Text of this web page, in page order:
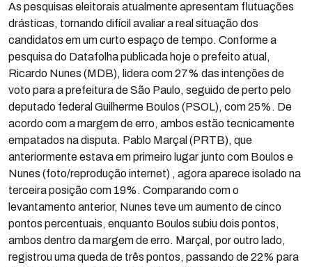
As pesquisas eleitorais atualmente apresentam flutuações
drásticas, tornando difícil avaliar a real situação dos
candidatos em um curto espaço de tempo. Conforme a
pesquisa do Datafolha publicada hoje o prefeito atual,
Ricardo Nunes (MDB), lidera com 27% das intenções de
voto para a prefeitura de São Paulo, seguido de perto pelo
deputado federal Guilherme Boulos (PSOL), com 25%. De
acordo com a margem de erro, ambos estão tecnicamente
empatados na disputa. Pablo Marçal (PRTB), que
anteriormente estava em primeiro lugar junto com Boulos e
Nunes (foto/reprodução internet) , agora aparece isolado na
terceira posição com 19%. Comparando com o
levantamento anterior, Nunes teve um aumento de cinco
pontos percentuais, enquanto Boulos subiu dois pontos,
ambos dentro da margem de erro. Marçal, por outro lado,
registrou uma queda de três pontos, passando de 22% para